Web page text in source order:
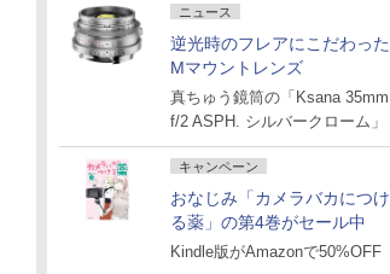
ニュース
逆光時のフレアにこだわった
Mマウントレンズ
真ちゅう鏡筒の「Ksana 35mm
f/2 ASPH. シルバークローム」
キャンペーン
おなじみ「カメラバカにつけ
る薬」の第4巻がセール中
Kindle版がAmazonで50%OFF